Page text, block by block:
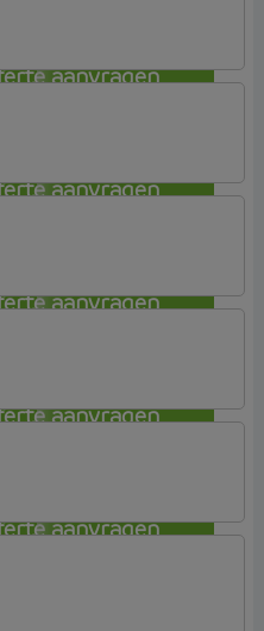
aanvragen
aanvragen
aanvragen
aanvragen
aanvragen